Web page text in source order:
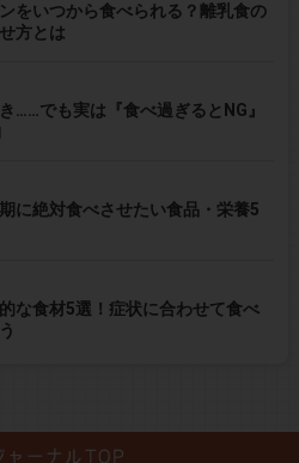
をいつから食べられる？離乳食の
方とは
……でも実は『食べ過ぎるとNG』
に絶対食べさせたい食品・栄養5
な食材5選！症状に合わせて食べ